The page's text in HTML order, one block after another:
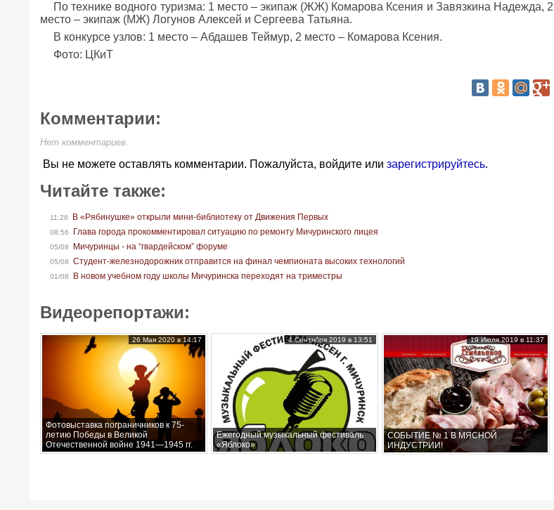
По технике водного туризма: 1 место – экипаж (ЖЖ) Комарова Ксения и Завязкина Надежда, 2
место – экипаж (МЖ) Логунов Алексей и Сергеева Татьяна.
В конкурсе узлов: 1 место – Абдашев Теймур, 2 место – Комарова Ксения.
Фото: ЦКиТ
Комментарии:
Нет комментариев.
Вы не можете оставлять комментарии. Пожалуйста, войдите или зарегистрируйтесь.
Читайте также:
11:26 В «Рябинушке» открыли мини-библиотеку от Движения Первых
08:56 Глава города прокомментировал ситуацию по ремонту Мичуринского лицея
05/08 Мичуринцы - на “гвардейском” форуме
05/08 Студент-железнодорожник отправится на финал чемпионата высоких технологий
01/08 В новом учебном году школы Мичуринска переходят на триместры
Видеорепортажи:
Фотовыставка пограничников к 75-
летию Победы в Великой
Отечественной войне 1941—1945 гг.
26 Мая 2020 в 14:17
Ежегодный музыкальный фестиваль
«Яблоко»
4 Сентября 2019 в 13:51
СОБЫТИЕ № 1 В МЯСНОЙ
ИНДУСТРИИ!
19 Июля 2019 в 11:37